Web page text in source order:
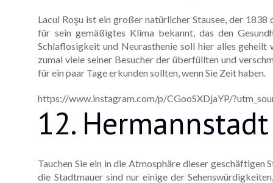
Lacul Roşu ist ein großer natürlicher Stausee, der
für sein gemäßigtes Klima bekannt, das den
Schlaflosigkeit und Neurasthenie soll hier alles
zumal viele seiner Besucher der überfüllten und
für ein paar Tage erkunden sollten, wenn Sie Zeit haben.
https://www.instagram.com/p/CGooSXDjaYP/
12.
Tauchen Sie ein in die Atmosphäre dieser
die Stadtmauer sind nur einige der